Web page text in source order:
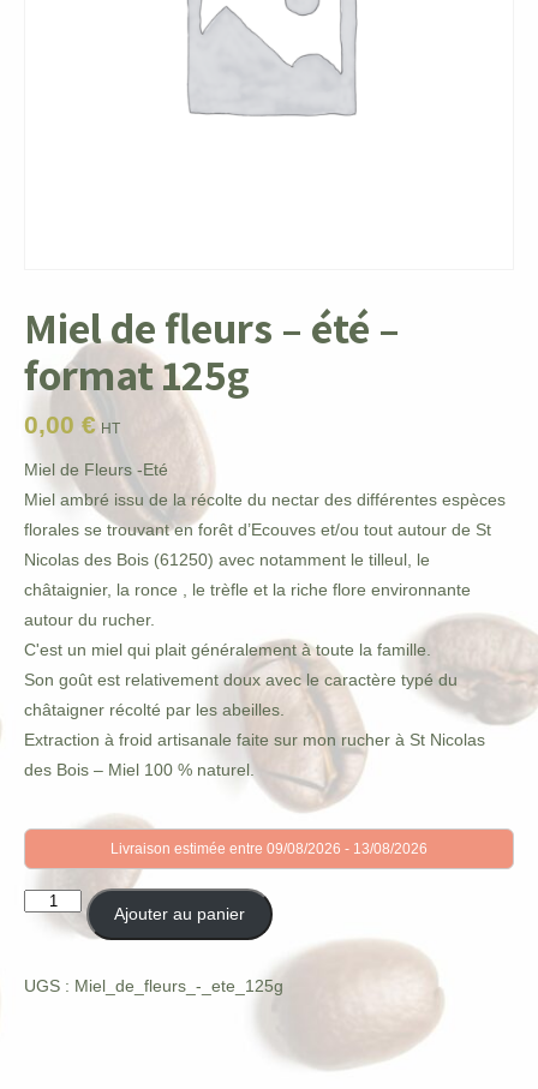
Miel de fleurs – été –
format 125g
0,00 € HT
Miel de Fleurs -Eté
Miel ambré issu de la récolte du nectar des différentes espèces
florales se trouvant en forêt d’Ecouves et/ou tout autour de St
Nicolas des Bois (61250) avec notamment le tilleul, le
châtaignier, la ronce , le trèfle et la riche flore environnante
autour du rucher.
C'est un miel qui plait généralement à toute la famille.
Son goût est relativement doux avec le caractère typé du
châtaigner récolté par les abeilles.
Extraction à froid artisanale faite sur mon rucher à St Nicolas
des Bois – Miel 100 % naturel.
Livraison estimée entre 09/08/2026 - 13/08/2026
quantité
fleurs
Ajouter au panier
UGS : Miel_de_fleurs_-_ete_125g